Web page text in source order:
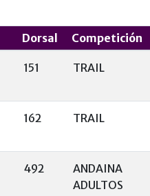
Dorsal Competición
151 TRAIL
162 TRAIL
492
ANDAINA
ADULTOS